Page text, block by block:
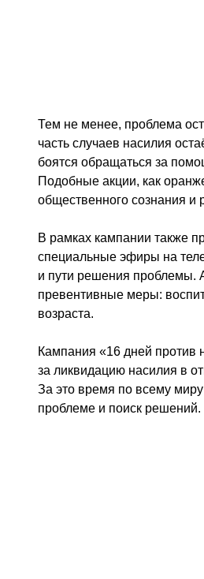
Тем не менее, проблема
часть случаев насилия
боятся обращаться за
Подобные акции, как
общественного сознания и
В рамках кампании также
специальные эфиры на
и пути решения проблемы.
превентивные меры:
возраста.
Кампания «16 дней против
за ликвидацию насилия в
За это время по всему
проблеме и поиск решений.